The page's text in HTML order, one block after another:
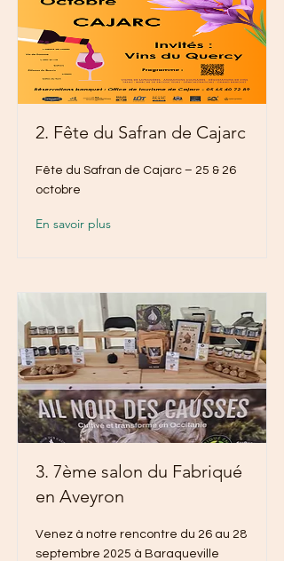
2. Fête du Safran de Cajarc
Fête du Safran de Cajarc – 25 & 26
octobre
En savoir plus
3. 7ème salon du Fabriqué
en Aveyron
Venez à notre rencontre du 26 au 28
septembre 2025 à Baraqueville